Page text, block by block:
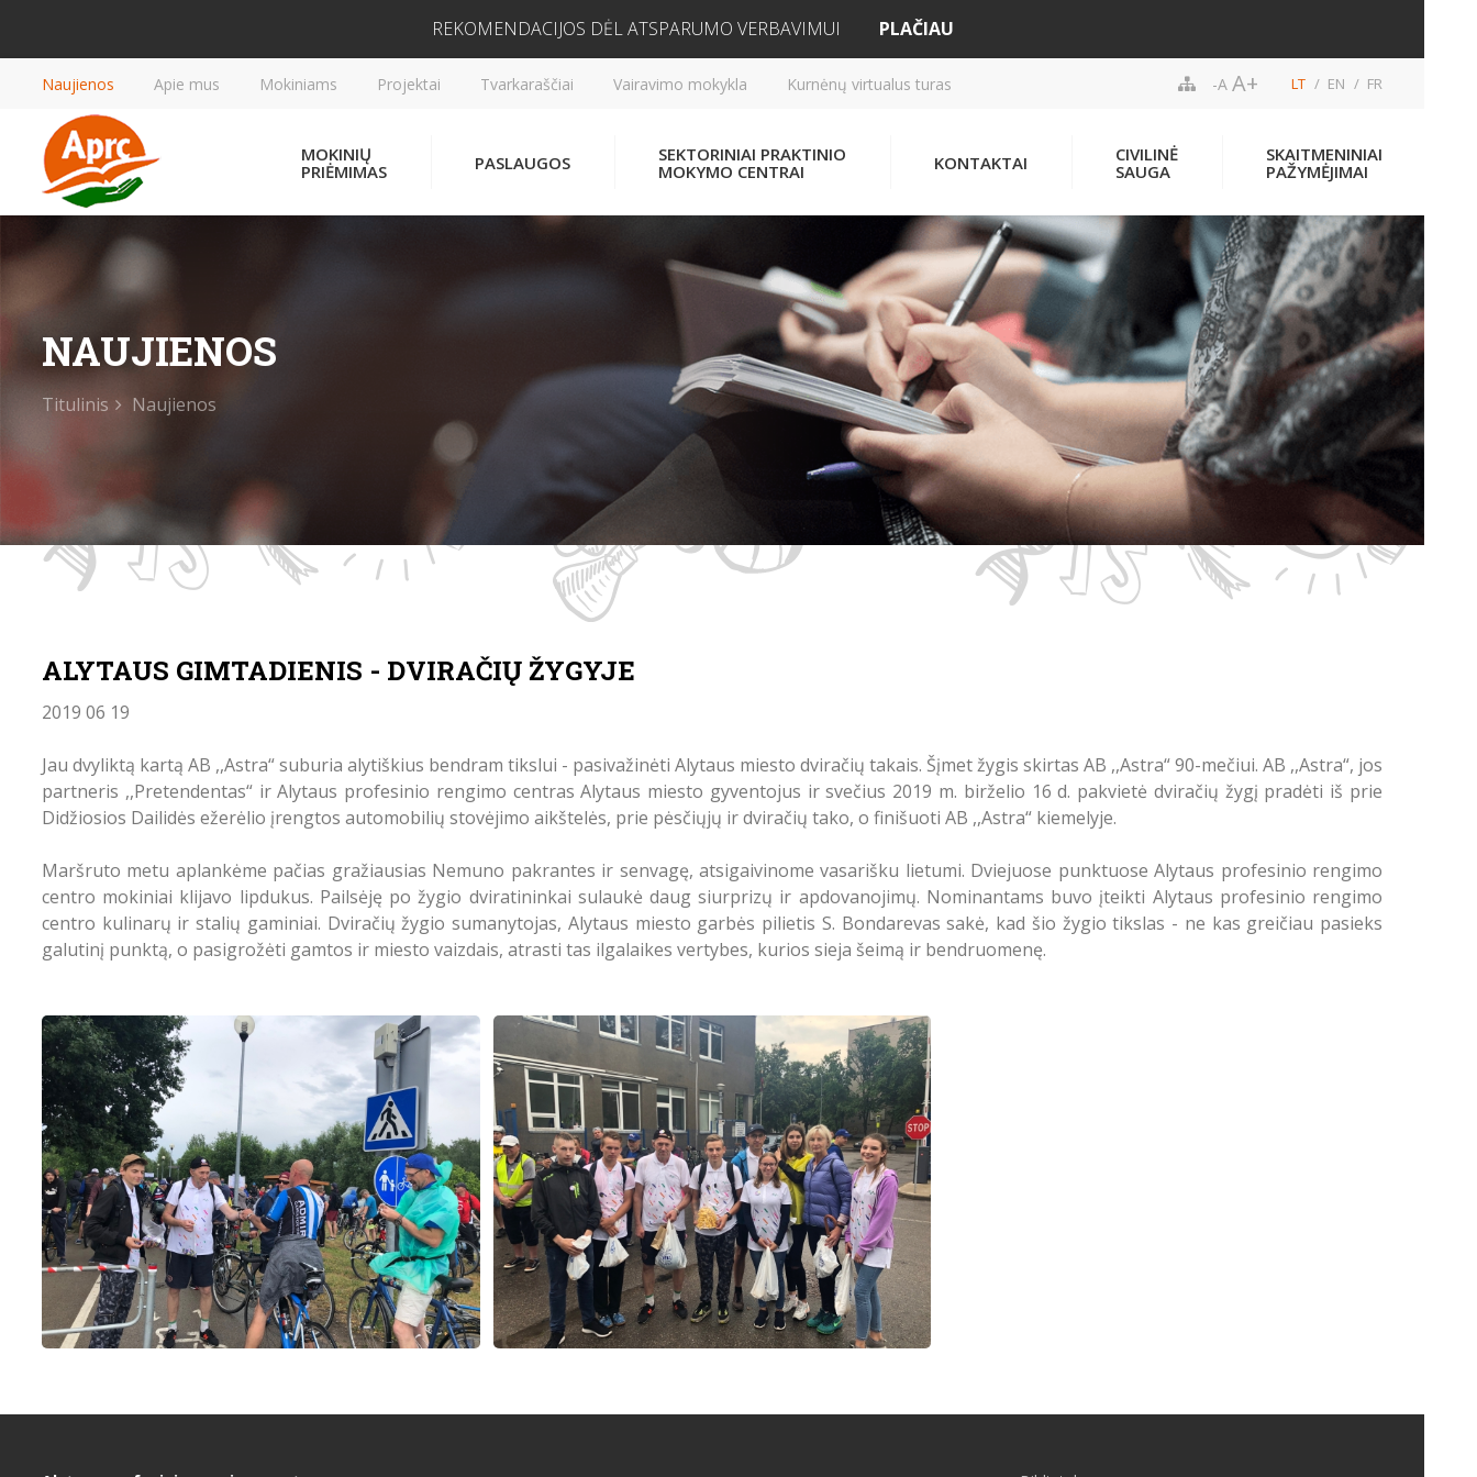
REKOMENDACIJOS DĖL ATSPARUMO VERBAVIMUI PLAČIAU
Naujienos Apie mus Mokiniams Projektai Tvarkaraščiai Vairavimo mokykla Kurnėnų virtualus turas -A A+ LT EN FR
MOKINIŲ
PRIĖMIMAS
PASLAUGOS
SEKTORINIAI PRAKTINIO
MOKYMO CENTRAI
KONTAKTAI
CIVILINĖ
SAUGA
SKAITMENINIAI
PAŽYMĖJIMAI
NAUJIENOS
Titulinis Naujienos
ALYTAUS GIMTADIENIS - DVIRAČIŲ ŽYGYJE
2019 06 19
Jau dvyliktą kartą AB ,,Astra“ suburia alytiškius bendram tikslui - pasivažinėti Alytaus miesto dviračių takais. Šįmet žygis skirtas AB ,,Astra“ 90-mečiui. AB ,,Astra“, jos
partneris ,,Pretendentas“ ir Alytaus profesinio rengimo centras Alytaus miesto gyventojus ir svečius 2019 m. birželio 16 d. pakvietė dviračių žygį pradėti iš prie
Didžiosios Dailidės ežerėlio įrengtos automobilių stovėjimo aikštelės, prie pėsčiųjų ir dviračių tako, o finišuoti AB ,,Astra“ kiemelyje.
Maršruto metu aplankėme pačias gražiausias Nemuno pakrantes ir senvagę, atsigaivinome vasarišku lietumi. Dviejuose punktuose Alytaus profesinio rengimo
centro mokiniai klijavo lipdukus. Pailsėję po žygio dviratininkai sulaukė daug siurprizų ir apdovanojimų. Nominantams buvo įteikti Alytaus profesinio rengimo
centro kulinarų ir stalių gaminiai. Dviračių žygio sumanytojas, Alytaus miesto garbės pilietis S. Bondarevas sakė, kad šio žygio tikslas - ne kas greičiau pasieks
galutinį punktą, o pasigrožėti gamtos ir miesto vaizdais, atrasti tas ilgalaikes vertybes, kurios sieja šeimą ir bendruomenę.